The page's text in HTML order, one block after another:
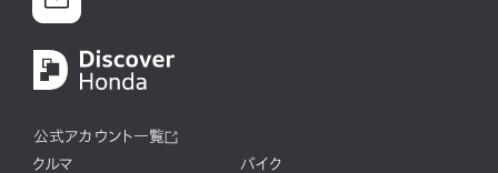
公式アカウント一覧
クルマ
バイク